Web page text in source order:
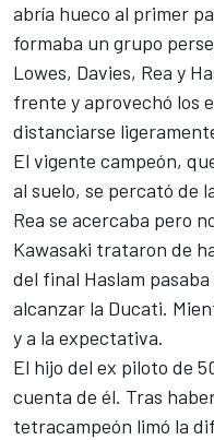
abría hueco al primer
formaba un grupo
Lowes, Davies, Rea y
frente y aprovechó los
distanciarse
El vigente campeón,
al suelo, se percató de
Rea se acercaba pero
Kawasaki trataron de
del final Haslam
alcanzar la Ducati.
y a la expectativa.
El hijo del ex piloto de
cuenta de él. Tras
tetracampeón limó la